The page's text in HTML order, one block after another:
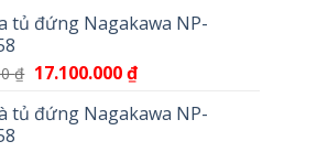
tủ đứng Nagakawa NP-
₫ Giá
là:
17.100.000₫Giá
tại
tủ đứng Nagakawa NP-